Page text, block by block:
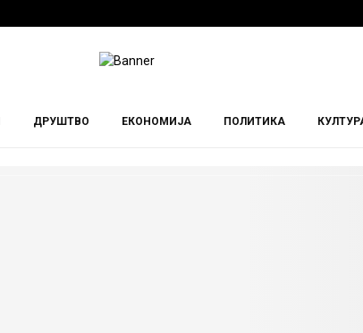
ДРУШТВО ЕКОНОМИЈА ПОЛИТИКА